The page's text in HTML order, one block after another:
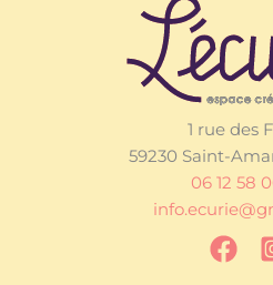
1 rue des
59230 Saint-
06 12 58